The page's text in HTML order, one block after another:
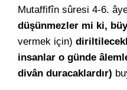
Mutaffifîn sûresi 4-6.
düşünmezler mi ki,
vermek için)
insanlar o günde
divân duracaklardır)